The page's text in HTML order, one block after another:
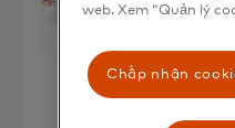
web. Xem “Quản lý
Chấp nhận